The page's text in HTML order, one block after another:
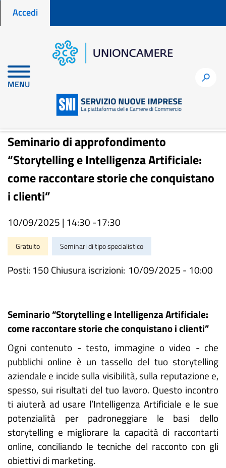
Menu profilo utente
Accedi
MENU
h
Home
Seminario di approfondimento “Storytelling e Intelligenza
Artificiale: come raccontare storie che conquistano i clienti”
Seminario di approfondimento
“Storytelling e Intelligenza Artificiale:
come raccontare storie che conquistano
i clienti”
10/09/2025 | 14:30 -17:30
Gratuito Seminari di tipo specialistico
Posti: 150 Chiusura iscrizioni: 10/09/2025 - 10:00
Seminario “Storytelling e Intelligenza Artificiale:
come raccontare storie che conquistano i clienti”
Ogni contenuto - testo, immagine o video - che
pubblichi online è un tassello del tuo storytelling
aziendale e incide sulla visibilità, sulla reputazione e,
spesso, sui risultati del tuo lavoro. Questo incontro
ti aiuterà ad usare l’Intelligenza Artificiale e le sue
potenzialità per padroneggiare le basi dello
storytelling e migliorare la capacità di raccontarti
online, conciliando le tecniche del racconto con gli
obiettivi di marketing.